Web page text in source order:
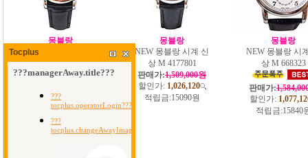
몽블랑
NEW 몽블랑 시계 신
상 M 4177802
판매가:1,509,000원
적립금:15090원
몽블랑
NEW 몽블랑 시계 신
상 M 4177801
판매가:1,509,000원
할인가: 1,026,120
적립금:15090원
몽블랑
NEW 몽블랑 시
상 M 668323
판매가:
할인가:
적립금:15840
Tocplus